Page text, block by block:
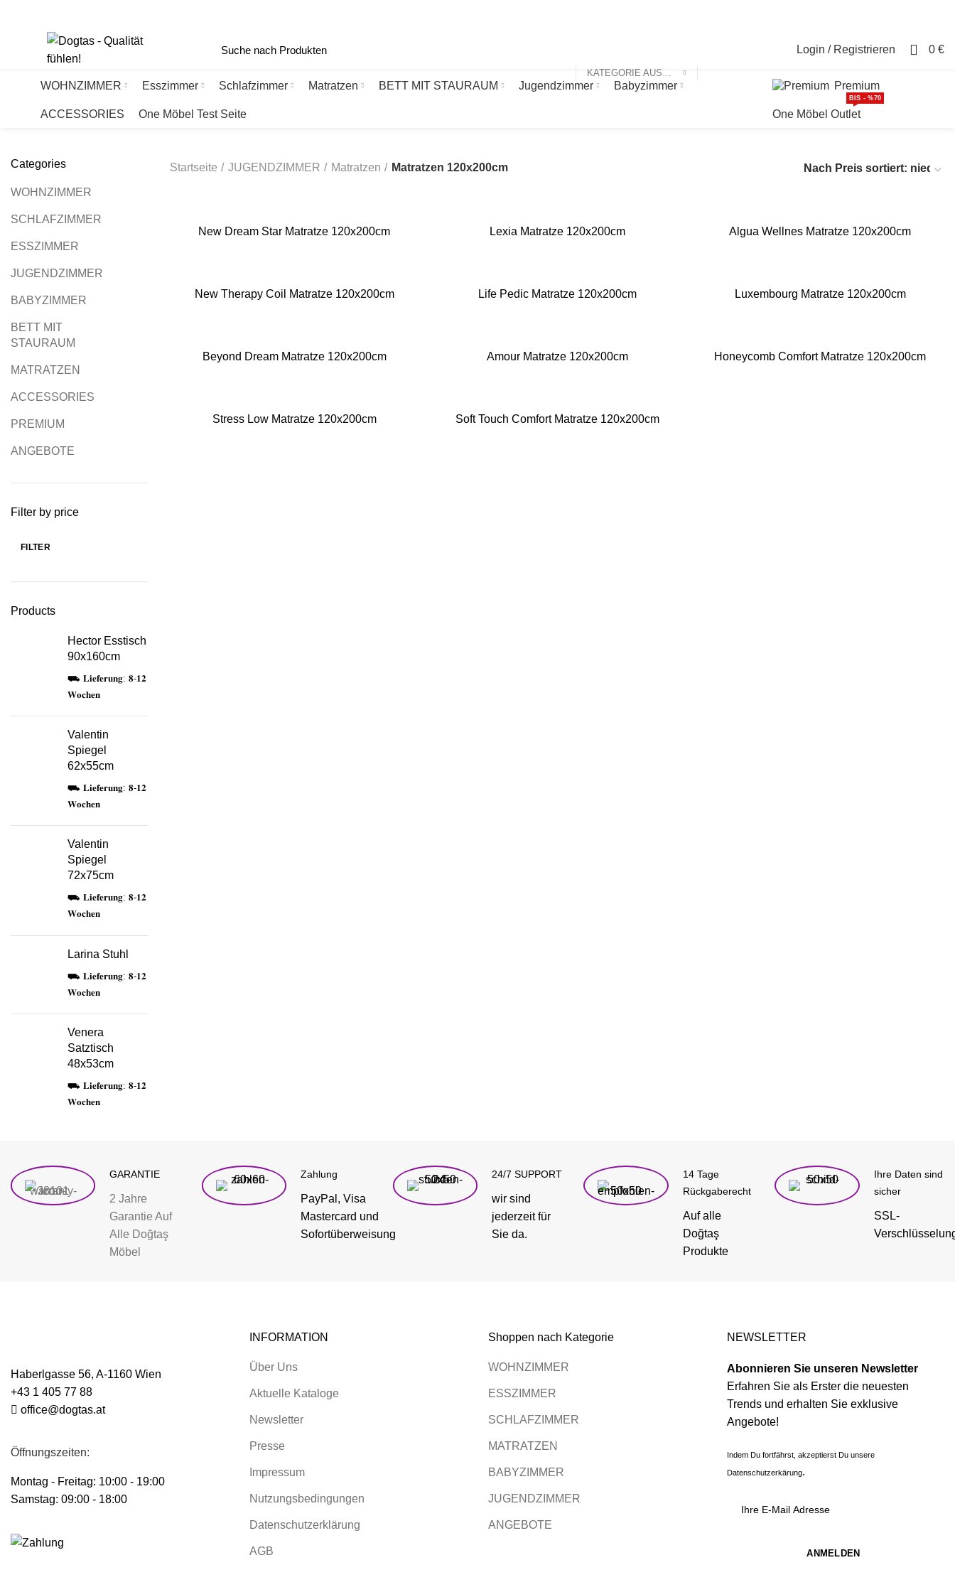
KATEGORIE AUSWÄHLEN
Login / Registrieren 0 €
WOHNZIMMER Esszimmer Schlafzimmer Matratzen BETT MIT STAURAUM Jugendzimmer Babyzimmer
ACCESSORIES One Möbel Test Seite
Premium
One Möbel Outlet
BIS - %70
Categories
WOHNZIMMER
SCHLAFZIMMER
ESSZIMMER
JUGENDZIMMER
BABYZIMMER
BETT MIT
STAURAUM
MATRATZEN
ACCESSORIES
PREMIUM
ANGEBOTE
Filter by price
FILTER
Products
Hector Esstisch
90x160cm
⛟ 𝐋𝐢𝐞𝐟𝐞𝐫𝐮𝐧𝐠: 𝟖-𝟏𝟐
𝐖𝐨𝐜𝐡𝐞𝐧
Valentin
Spiegel
62x55cm
⛟ 𝐋𝐢𝐞𝐟𝐞𝐫𝐮𝐧𝐠: 𝟖-𝟏𝟐
𝐖𝐨𝐜𝐡𝐞𝐧
Valentin
Spiegel
72x75cm
⛟ 𝐋𝐢𝐞𝐟𝐞𝐫𝐮𝐧𝐠: 𝟖-𝟏𝟐
𝐖𝐨𝐜𝐡𝐞𝐧
Larina Stuhl
⛟ 𝐋𝐢𝐞𝐟𝐞𝐫𝐮𝐧𝐠: 𝟖-𝟏𝟐
𝐖𝐨𝐜𝐡𝐞𝐧
Venera
Satztisch
48x53cm
⛟ 𝐋𝐢𝐞𝐟𝐞𝐫𝐮𝐧𝐠: 𝟖-𝟏𝟐
𝐖𝐨𝐜𝐡𝐞𝐧
Startseite JUGENDZIMMER Matratzen Matratzen 120x200cm
New Dream Star Matratze 120x200cm Lexia Matratze 120x200cm Algua Wellnes Matratze 120x200cm
New Therapy Coil Matratze 120x200cm Life Pedic Matratze 120x200cm Luxembourg Matratze 120x200cm
Beyond Dream Matratze 120x200cm Amour Matratze 120x200cm Honeycomb Comfort Matratze 120x200cm
Stress Low Matratze 120x200cm Soft Touch Comfort Matratze 120x200cm
GARANTIE
2 Jahre
Garantie Auf
Alle Doğtaş
Möbel
Zahlung
PayPal, Visa
Mastercard und
Sofortüberweisung
24/7 SUPPORT
wir sind
jederzeit für
Sie da.
14 Tage
Rückgaberecht
Auf alle
Doğtaş
Produkte
Ihre Daten sind
sicher
SSL-
Haberlgasse 56, A-1160 Wien
+43 1 405 77 88
office@dogtas.at
Öffnungszeiten:
Montag - Freitag: 10:00 - 19:00
Samstag: 09:00 - 18:00
INFORMATION
Über Uns
Aktuelle Kataloge
Newsletter
Presse
Impressum
Nutzungsbedingungen
Datenschutzerklärung
AGB
Shoppen nach Kategorie
WOHNZIMMER
ESSZIMMER
SCHLAFZIMMER
MATRATZEN
BABYZIMMER
JUGENDZIMMER
ANGEBOTE
NEWSLETTER
Abonnieren Sie unseren Newsletter
Erfahren Sie als Erster die neuesten
Trends und erhalten Sie exklusive
Angebote!
Indem Du fortfährst, akzeptierst Du unsere
Datenschutzerkärung.